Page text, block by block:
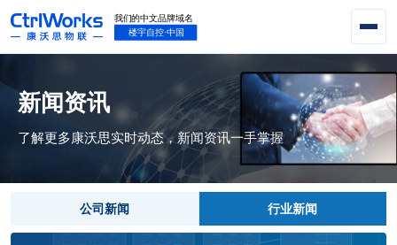
新闻资讯
了解更多康沃思实时动态，新闻资讯一手掌握
公司新闻 行业新闻